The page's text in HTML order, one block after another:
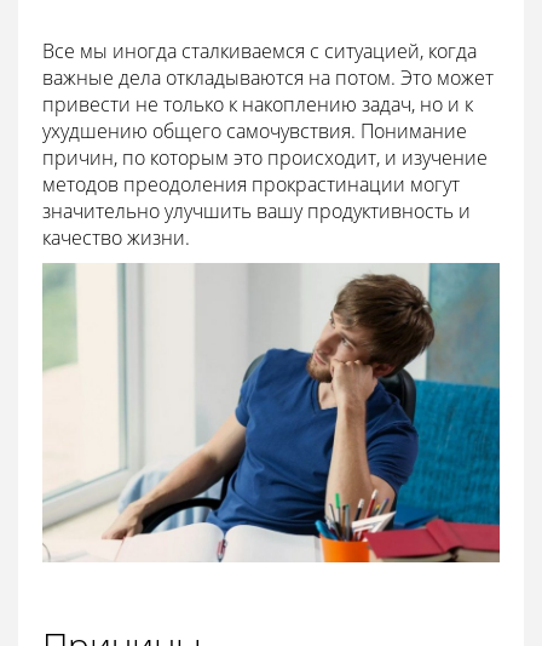
Все мы иногда сталкиваемся с ситуацией, когда
важные дела откладываются на потом. Это может
привести не только к накоплению задач, но и к
ухудшению общего самочувствия. Понимание
причин, по которым это происходит, и изучение
методов преодоления прокрастинации могут
значительно улучшить вашу продуктивность и
качество жизни.